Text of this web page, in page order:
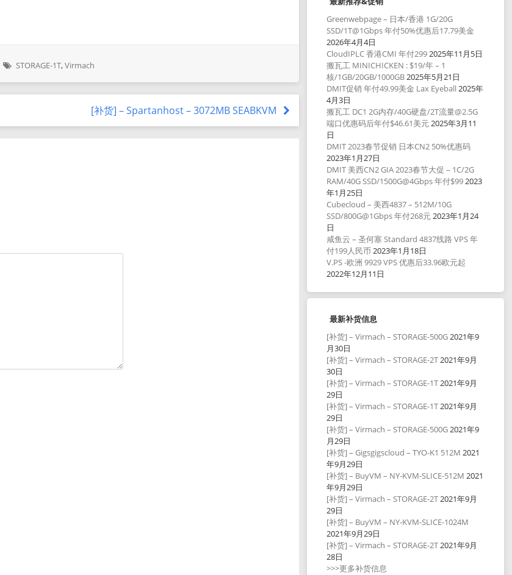
STORAGE-1T,Virmach
[补货] – Spartanhost – 3072MB SEABKVM
Greenwebpage – 日本/香港 1G/20G
SSD/1T@1Gbps 年付50%优惠后17.79美金
2026年4月4日
CloudIPLC 香港CMI 年付2992025年11月5日
搬瓦工 MINICHICKEN : $19/年 – 1
核/1GB/20GB/1000GB2025年5月21日
DMIT促销 年付49.99美金 Lax Eyeball 2025年
4月3日
搬瓦工 DC1 2G内存/40G硬盘/2T流量@2.5G
端口优惠码后年付$46.61美元2025年3月11
日
DMIT 2023春节促销 日本CN2 50%优惠码
2023年1月27日
DMIT 美西CN2 GIA 2023春节大促 – 1C/2G
RAM/40G SSD/1500G@4Gbps 年付$992023
年1月25日
Cubecloud – 美西4837 – 512M/10G
SSD/800G@1Gbps 年付268元2023年1月24
日
咸鱼云 – 圣何塞 Standard 4837线路 VPS 年
付199人民币 2023年1月18日
V.PS -欧洲 9929 VPS 优惠后33.96欧元起
2022年12月11日
最新补货信息
[补货] – Virmach – STORAGE-500G2021年9
月30日
[补货] – Virmach – STORAGE-2T2021年9月
30日
[补货] – Virmach – STORAGE-1T2021年9月
29日
[补货] – Virmach – STORAGE-1T2021年9月
29日
[补货] – Virmach – STORAGE-500G2021年9
月29日
[补货] – Gigsgigscloud – TYO-K1 512M 2021
年9月29日
[补货] – BuyVM – NY-KVM-SLICE-512M 2021
年9月29日
[补货] – Virmach – STORAGE-2T2021年9月
29日
[补货] – BuyVM – NY-KVM-SLICE-1024M
2021年9月29日
[补货] – Virmach – STORAGE-2T2021年9月
28日
>>>更多补货信息